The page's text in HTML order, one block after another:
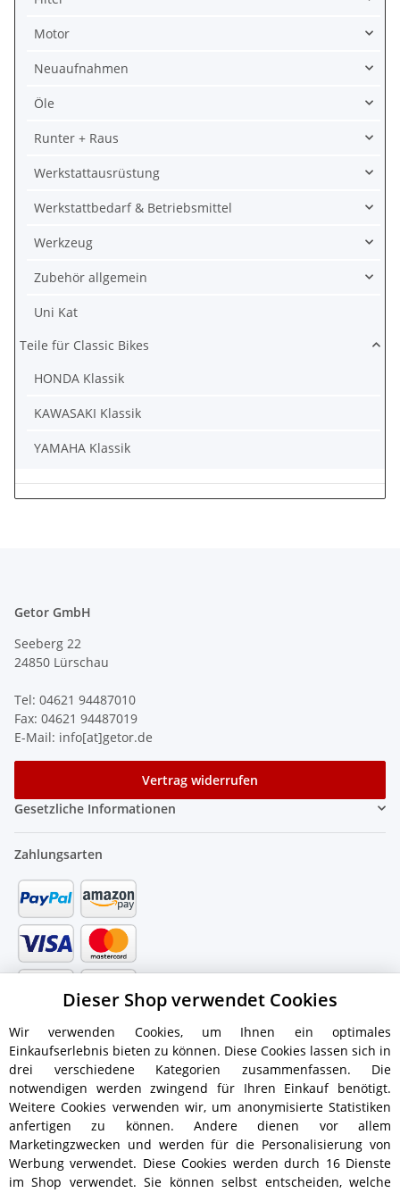
Motor
Neuaufnahmen
Öle
Runter + Raus
Werkstattausrüstung
Werkstattbedarf & Betriebsmittel
Werkzeug
Zubehör allgemein
Uni Kat
Teile für Classic Bikes
HONDA Klassik
KAWASAKI Klassik
YAMAHA Klassik
Getor GmbH
Seeberg 22
24850 Lürschau
Tel: 04621 94487010
Fax: 04621 94487019
E-Mail: info[at]getor.de
Vertrag widerrufen
Gesetzliche Informationen
Zahlungsarten
Versandinformationen
Dieser Shop verwendet Cookies
Wir verwenden Cookies, um Ihnen ein optimales
Einkaufserlebnis bieten zu können. Diese Cookies lassen sich in
drei verschiedene Kategorien zusammenfassen. Die
notwendigen werden zwingend für Ihren Einkauf benötigt.
Weitere Cookies verwenden wir, um anonymisierte Statistiken
anfertigen zu können. Andere dienen vor allem
Marketingzwecken und werden für die Personalisierung von
Werbung verwendet. Diese Cookies werden durch 16 Dienste
im Shop verwendet. Sie können selbst entscheiden, welche